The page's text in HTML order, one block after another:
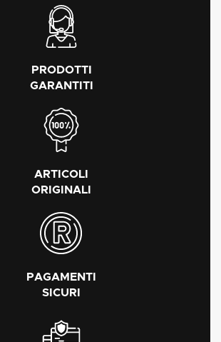
PRODOTTI
GARANTITI
ARTICOLI
ORIGINALI
PAGAMENTI
SICURI